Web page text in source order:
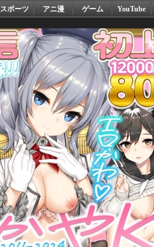
スポーツ アニ漫 ゲーム YouTube